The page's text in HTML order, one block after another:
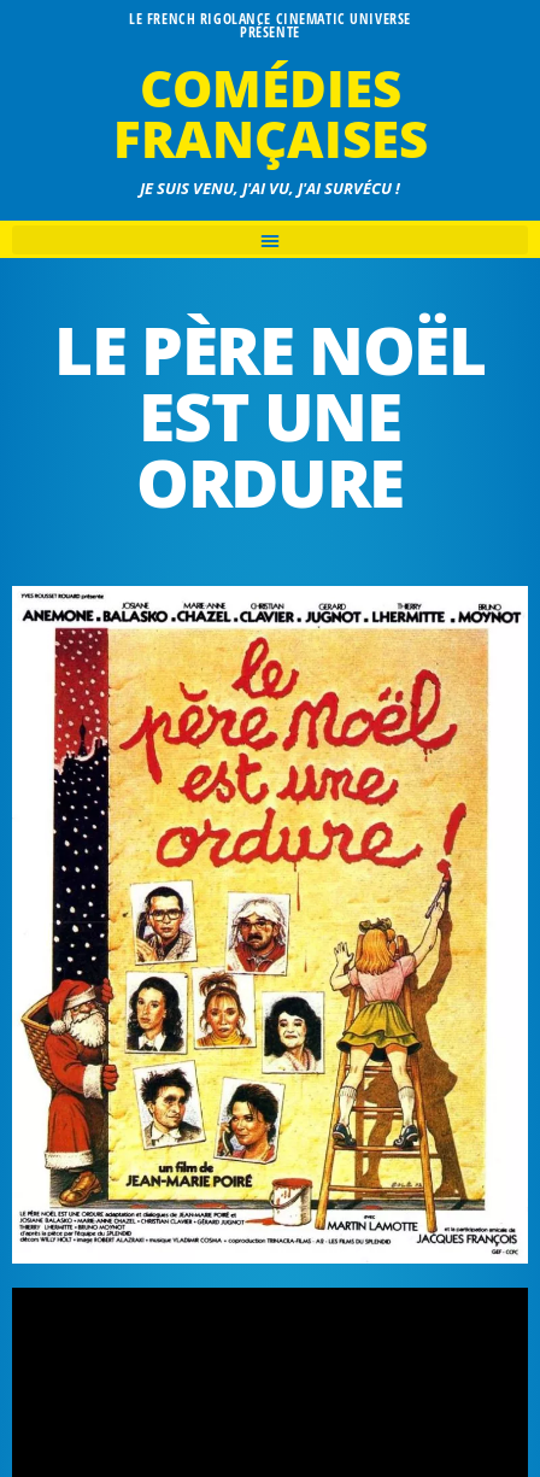
LE FRENCH RIGOLANCE CINEMATIC UNIVERSE
PRÉSENTE
COMÉDIES
FRANÇAISES
JE SUIS VENU, J'AI VU, J'AI SURVÉCU !
LE PÈRE NOËL
EST UNE
ORDURE